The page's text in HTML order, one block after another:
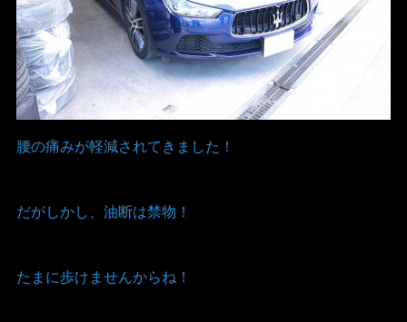
腰の痛みが軽減されてきました！
だがしかし、油断は禁物！
たまに歩けませんからね！